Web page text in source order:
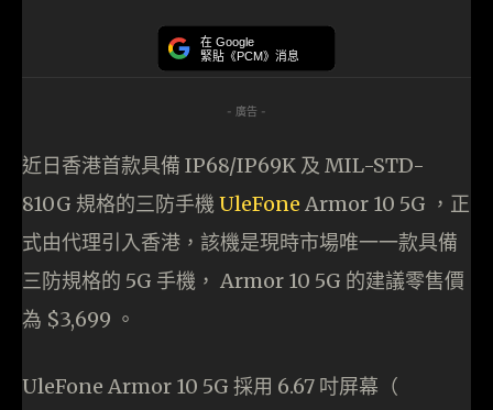
在 Google
緊貼《PCM》消息
- 廣告 -
近日香港首款具備 IP68/IP69K 及 MIL-STD-
810G 規格的三防手機UleFone Armor 10 5G ，正
式由代理引入香港，該機是現時市場唯一一款具備
三防規格的 5G 手機， Armor 10 5G 的建議零售價
為 $3,699 。
UleFone Armor 10 5G 採用 6.67 吋屏幕（